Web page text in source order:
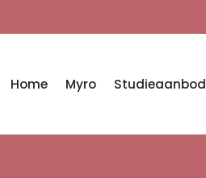
Home Myro Studieaanbod